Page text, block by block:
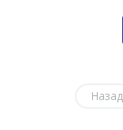
Назад